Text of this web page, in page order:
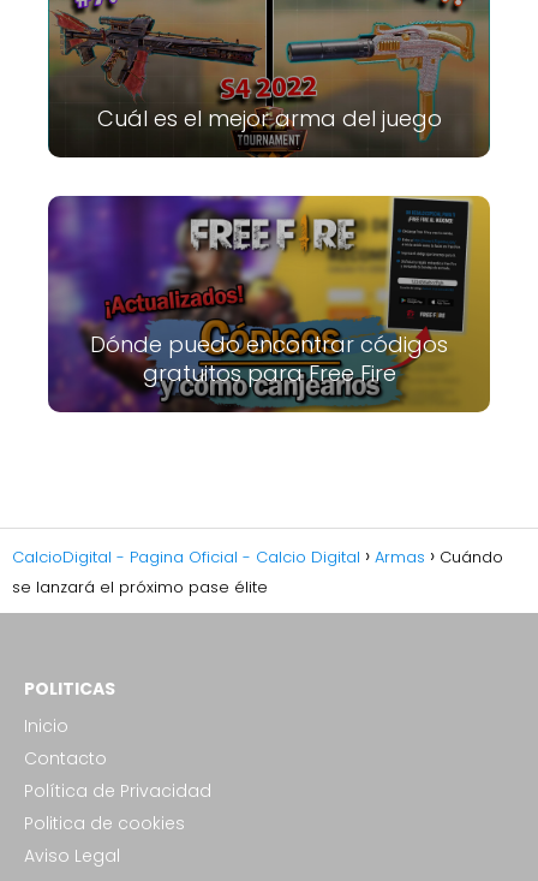
Cuál es el mejor arma del juego
Dónde puedo encontrar códigos
gratuitos para Free Fire
CalcioDigital - Pagina Oficial - Calcio Digital Armas
Cuándo
se lanzará el próximo pase élite
POLITICAS
Inicio
Contacto
Política de Privacidad
Politica de cookies
Aviso Legal